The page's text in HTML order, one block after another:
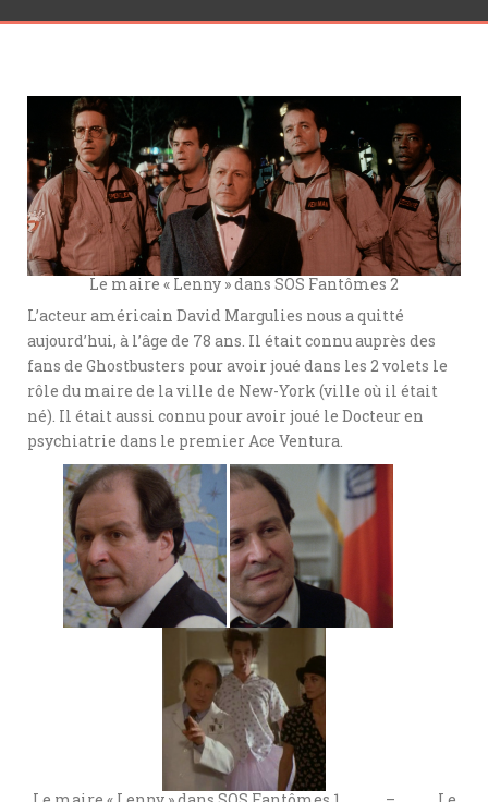
Le maire « Lenny » dans SOS Fantômes 2
L’acteur américain David Margulies nous a quitté
aujourd’hui, à l’âge de 78 ans. Il était connu auprès des
fans de Ghostbusters pour avoir joué dans les 2 volets le
rôle du maire de la ville de New-York (ville où il était
né). Il était aussi connu pour avoir joué le Docteur en
psychiatrie dans le premier Ace Ventura.